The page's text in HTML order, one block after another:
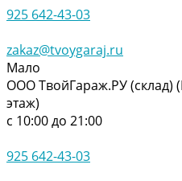
925 642-43-03
zakaz@tvoygaraj.ru
Мало
ООО ТвойГараж.РУ
этаж)
с 10:00 до 21:00
925 642-43-03